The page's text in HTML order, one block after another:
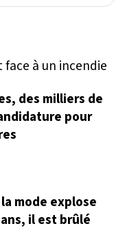
des milliers de
pour
mode explose
il est brûlé